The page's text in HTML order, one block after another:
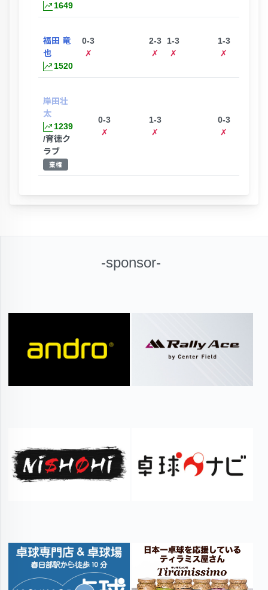
1649
福田 竜
也
1520
0-3
✗
2-3
✗
1-3
✗
1-3
✗
岸田壮
太
1239
/育徳ク
ラブ
棄権
0-3
✗
1-3
✗
0-3
✗
-sponsor-